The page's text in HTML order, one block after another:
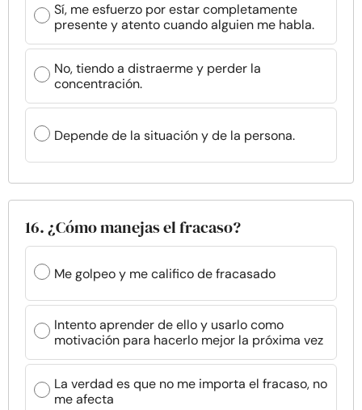
Sí, me esfuerzo por estar completamente
presente y atento cuando alguien me habla.
No, tiendo a distraerme y perder la
concentración.
Depende de la situación y de la persona.
16. ¿Cómo manejas el fracaso?
Me golpeo y me califico de fracasado
Intento aprender de ello y usarlo como
motivación para hacerlo mejor la próxima vez
La verdad es que no me importa el fracaso, no
me afecta